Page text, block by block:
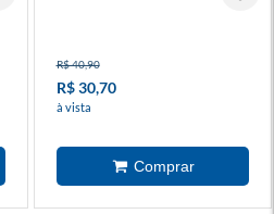
R$ 40,90
R$ 30,70
à vista